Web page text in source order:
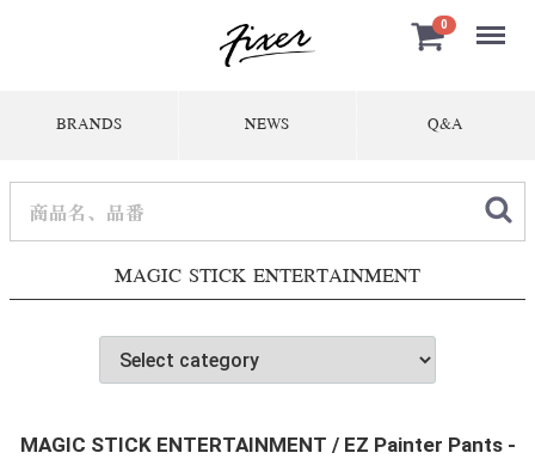
0 Menu
BRANDS NEWS Q&A
MAGIC STICK ENTERTAINMENT
MAGIC STICK ENTERTAINMENT / EZ Painter Pants -